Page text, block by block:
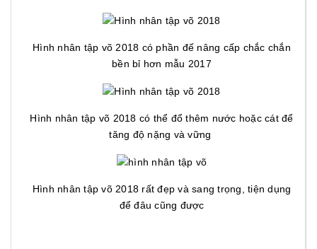
Hình nhân tập võ 2018 có phần đế nâng cấp chắc chắn
bền bỉ hơn mẫu 2017
Hình nhân tập võ 2018 có thể đổ thêm nước hoặc cát để
tăng độ nặng và vững
Hình nhân tập võ 2018 rất đẹp và sang trọng, tiện dụng
để đâu cũng được